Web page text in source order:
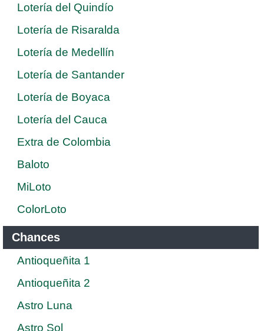
Lotería del Quindío
Lotería de Risaralda
Lotería de Medellín
Lotería de Santander
Lotería de Boyaca
Lotería del Cauca
Extra de Colombia
Baloto
MiLoto
ColorLoto
Chances
Antioqueñita 1
Antioqueñita 2
Astro Luna
Astro Sol